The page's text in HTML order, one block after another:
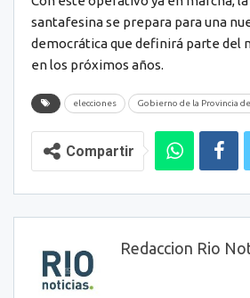
santafesina se prepara para una
democrática que definirá parte del
en los próximos años.
elecciones Gobierno de la Provincia
Compartir
Redaccion Rio